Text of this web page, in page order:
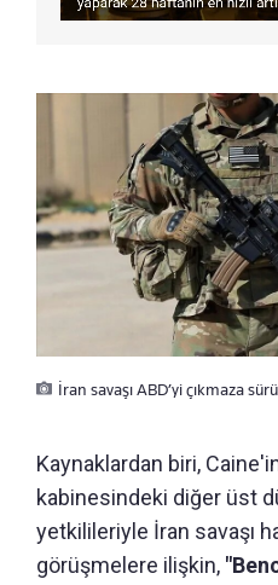
İran savaşı ABD’yi çıkmaza
Kaynaklardan biri,
kabinesindeki diğer üst
yetkilileriyle İran savaşı
görüşmelere ilişkin,